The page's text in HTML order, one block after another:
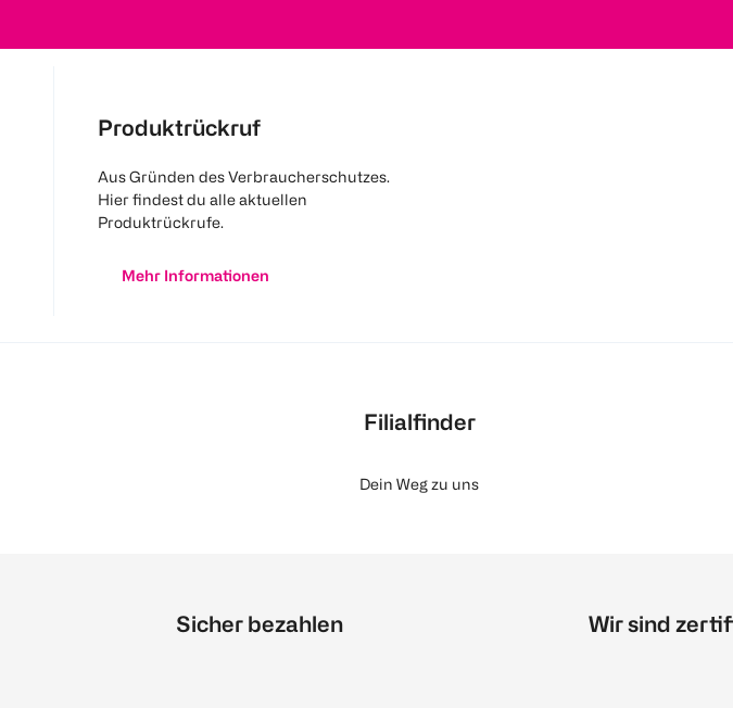
Produktrückruf
Aus Gründen des Verbraucherschutzes.
Hier findest du alle aktuellen
Produktrückrufe.
Mehr Informationen
Filialfinder
Dein Weg zu uns
Sicher bezahlen Wir sind